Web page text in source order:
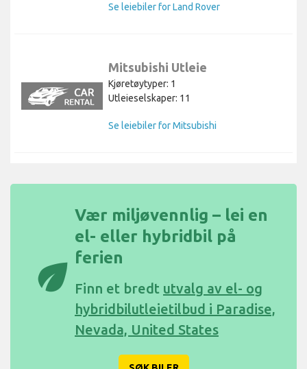
Se leiebiler for Land Rover
Mitsubishi Utleie
Kjøretøytyper: 1
Utleieselskaper: 11
Se leiebiler for Mitsubishi
eco
Vær miljøvennlig – lei en
el- eller hybridbil på
ferien
Finn et bredt utvalg av el- og
hybridbilutleietilbud i Paradise,
Nevada, United States